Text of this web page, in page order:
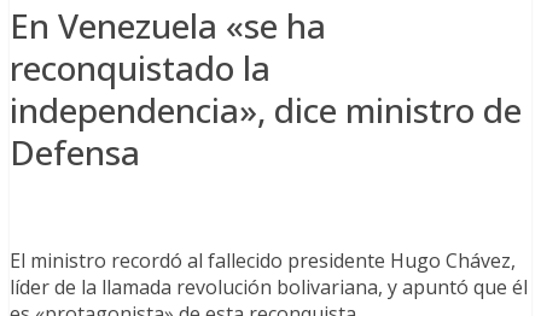
En Venezuela «se ha
reconquistado la
independencia», dice ministro de
Defensa
El ministro recordó al fallecido presidente Hugo Chávez,
líder de la llamada revolución bolivariana, y apuntó que él